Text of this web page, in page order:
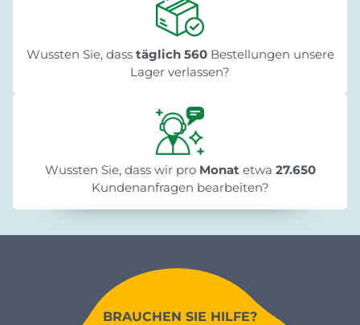
Wussten Sie, dass täglich 560Bestellungen unsere
Lager verlassen?
Wussten Sie, dass wir pro Monat etwa 27.650
Kundenanfragen bearbeiten?
BRAUCHEN SIE HILFE?